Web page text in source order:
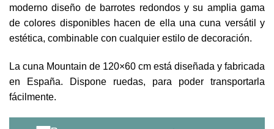
moderno diseño de barrotes redondos y su amplia gama
de colores disponibles hacen de ella una cuna versátil y
estética, combinable con cualquier estilo de decoración.
La cuna Mountain de 120×60 cm está diseñada y fabricada
en España. Dispone ruedas, para poder transportarla
fácilmente.